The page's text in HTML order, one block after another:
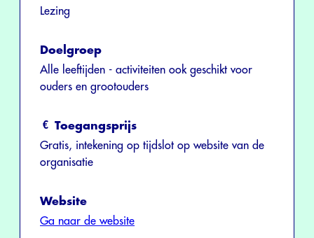
Lezing
Doelgroep
Alle leeftijden - activiteiten ook geschikt voor
ouders en grootouders
Toegangsprijs
Gratis, intekening op tijdslot op website van de
organisatie
Website
Ga naar de website